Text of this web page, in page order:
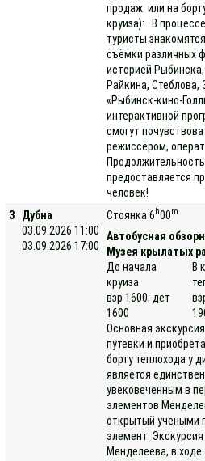
продаж или на
круиза): В
туристы
съёмки различных
историей
Райкина, Стеблова,
«Рыбинск-кино-
интерактивной
смогут
режиссёром,
предоставляется
человек!
3
Дубна
03.09.2026 11:00
03.09.2026 17:00
Стоянка 6 h00m
Автобусная
Музея крылатых
До начала
круиза
взр 1600; дет
1600
В
Основная
путевки и
борту теплохода у
является
увековеченным в
элементов
открытый учеными
элемент.
Менделеева, в ходе